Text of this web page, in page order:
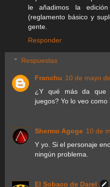
le añadimos la
(reglamento básico y
gente.
Responder
Respuestas
Franchu 10 de mayo
¿Y qué más da que
juegos? Yo lo veo como
Shermo Agoge 10 de
Y yo. Si el personaje
ningún problema.
El Sobaco de Darel